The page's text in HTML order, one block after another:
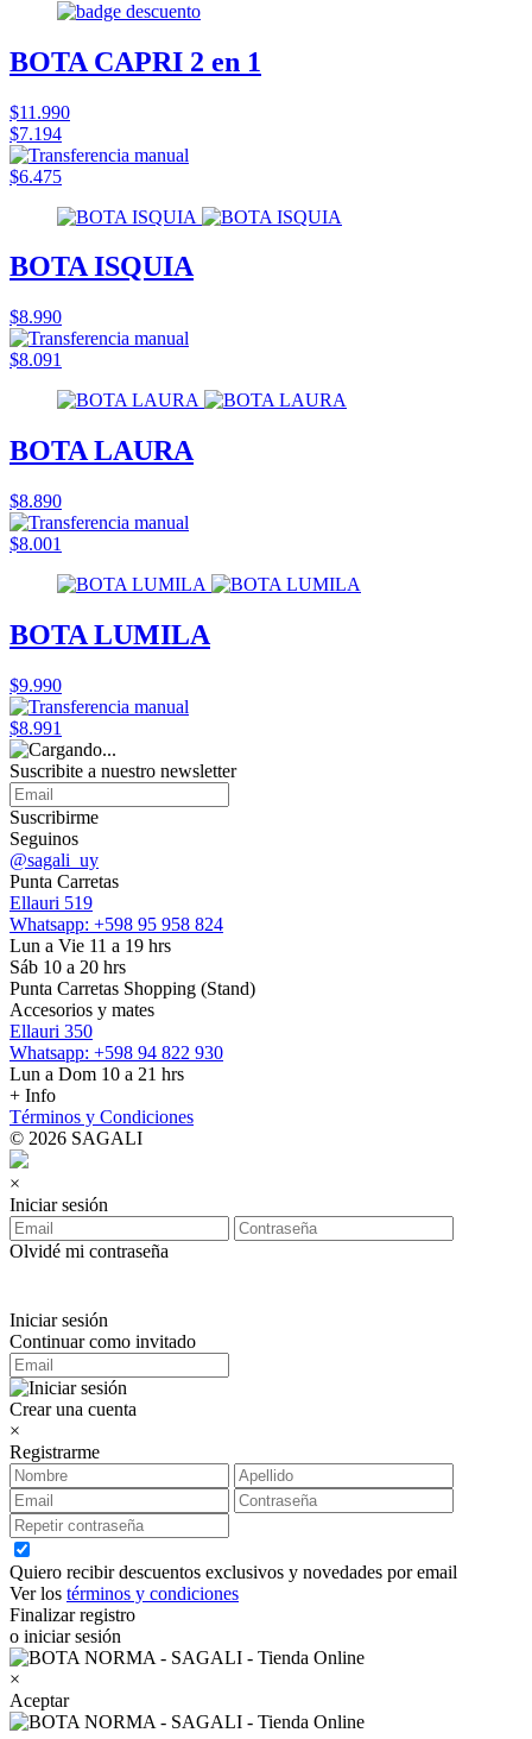
BOTA CAPRI 2 en 1
$11.990
$7.194
$6.475
BOTA ISQUIA
$8.990
$8.091
BOTA LAURA
$8.890
$8.001
BOTA LUMILA
$9.990
$8.991
Suscribite a nuestro newsletter
Suscribirme
Seguinos
@sagali_uy
Punta Carretas
Ellauri 519
Whatsapp: +598 95 958 824
Lun a Vie 11 a 19 hrs
Sáb 10 a 20 hrs
Punta Carretas Shopping (Stand)
Accesorios y mates
Ellauri 350
Whatsapp: +598 94 822 930
Lun a Dom 10 a 21 hrs
+ Info
Términos y Condiciones
© 2026 SAGALI
×
Iniciar sesión
Olvidé mi contraseña
Iniciar sesión
Continuar como invitado
Crear una cuenta
×
Registrarme
Quiero recibir descuentos exclusivos y novedades por email
Ver los términos y condiciones
Finalizar registro
o iniciar sesión
×
Aceptar